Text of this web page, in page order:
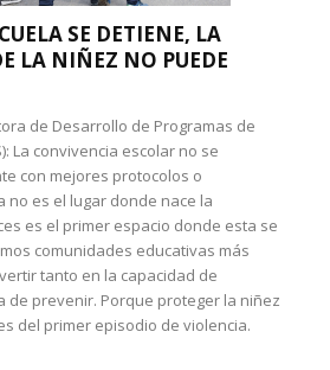
SE DETIENE, LA
LA NIÑEZ NO PUEDE
de Desarrollo de Programas de
La convivencia escolar no se
con mejores protocolos o
no es el lugar donde nace la
es el primer espacio donde esta se
comunidades educativas más
tanto en la capacidad de
de prevenir. Porque proteger la niñez
del primer episodio de violencia.